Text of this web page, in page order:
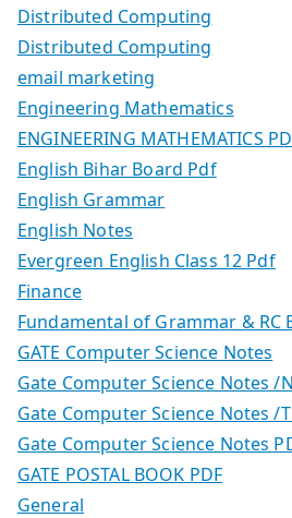
Distributed Computing
Distributed Computing
email marketing
Engineering Mathematics
ENGINEERING MATHEMATICS
English Bihar Board Pdf
English Grammar
English Notes
Evergreen English Class 12 Pdf
Finance
Fundamental of Grammar & RC
GATE Computer Science Notes
Gate Computer Science Notes
Gate Computer Science Notes /
Gate Computer Science Notes
GATE POSTAL BOOK PDF
General